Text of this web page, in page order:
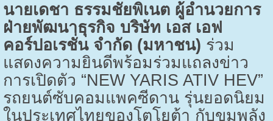
นายเดชา ธรรมชัยพิเนต ผู้อำนวยการ
ฝ่ายพัฒนาธุรกิจ บริษัท เอส เอฟ
คอร์ปอเรชั่น จำกัด (มหาชน) ร่วม
แสดงความยินดีพร้อมร่วมแถลงข่าว
การเปิดตัว “NEW YARIS ATIV HEV”
รถยนต์ซับคอมแพคซีดาน รุ่นยอดนิยม
ในประเทศไทยของโตโยต้า กับขุมพลัง